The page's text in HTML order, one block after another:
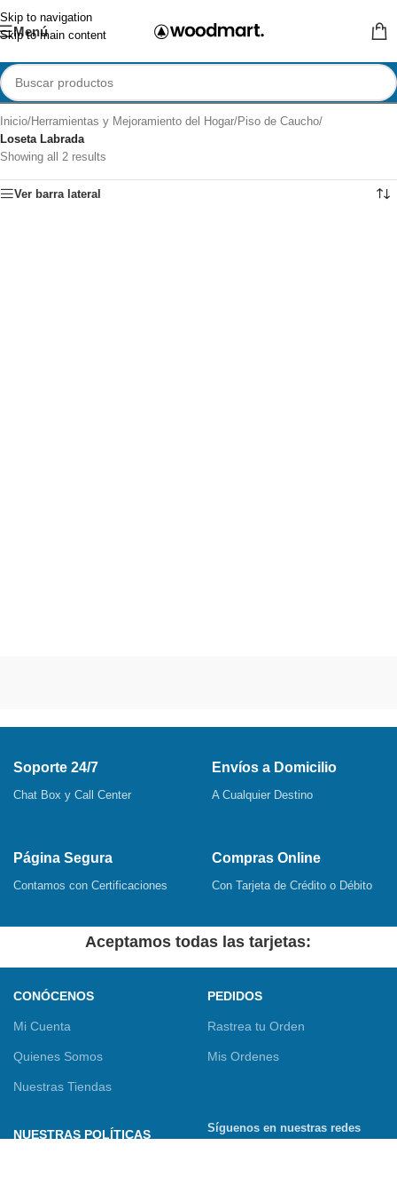
Skip to navigation
Skip to main content
Menú
Inicio/Herramientas y Mejoramiento del Hogar/Piso de Caucho/
Loseta Labrada
Showing all 2 results
Ver barra lateral
Soporte 24/7
Chat Box y Call Center
Envíos a Domicilio
A Cualquier Destino
Página Segura
Contamos con Certificaciones
Compras Online
Con Tarjeta de Crédito o Débito
Aceptamos todas las tarjetas:
CONÓCENOS
Mi Cuenta
Quienes Somos
Nuestras Tiendas
PEDIDOS
Rastrea tu Orden
Mis Ordenes
NUESTRAS POLÍTICAS
Síguenos en nuestras redes